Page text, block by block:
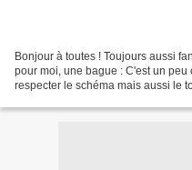
Bonjour à toutes ! Toujours aussi
pour moi, une bague : C'est un
respecter le schéma mais aussi le